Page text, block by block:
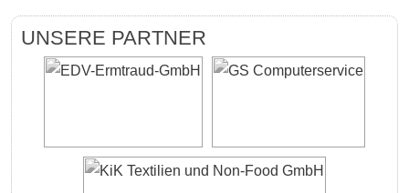
UNSERE PARTNER